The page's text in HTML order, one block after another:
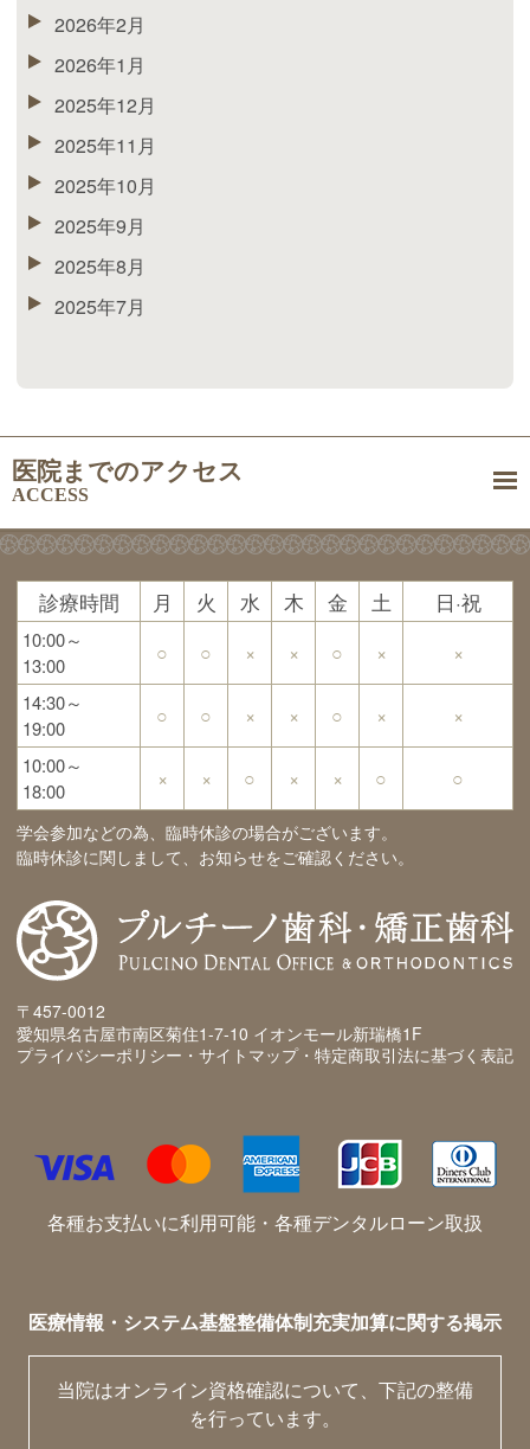
2026年2月
2026年1月
2025年12月
2025年11月
2025年10月
2025年9月
2025年8月
2025年7月
医院までのアクセス
ACCESS
診療時間 月 火 水 木 金 土 日·祝
10:00～
13:00
○ ○ × × ○ × ×
14:30～
19:00
○ ○ × × ○ × ×
10:00～
18:00
× × ○ × × ○ ○
学会参加などの為、臨時休診の場合がございます。
臨時休診に関しまして、お知らせをご確認ください。
〒457-0012
愛知県名古屋市南区菊住1-7-10 イオンモール新瑞橋1F
プライバシーポリシー・サイトマップ・特定商取引法に基づく表記
各種お支払いに利用可能・各種デンタルローン取扱
医療情報・システム基盤整備体制充実加算に関する掲示
当院はオンライン資格確認について、下記の整備
を行っています。